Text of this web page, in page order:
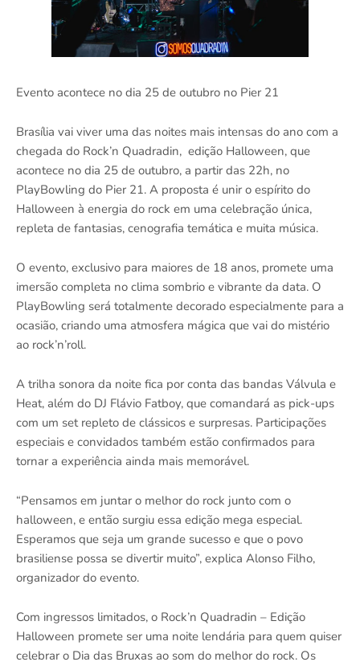
Evento acontece no dia 25 de outubro no Pier 21
Brasília vai viver uma das noites mais intensas do ano com a
chegada do Rock’n Quadradin, edição Halloween, que
acontece no dia 25 de outubro, a partir das 22h, no
PlayBowling do Pier 21. A proposta é unir o espírito do
Halloween à energia do rock em uma celebração única,
repleta de fantasias, cenografia temática e muita música.
O evento, exclusivo para maiores de 18 anos, promete uma
imersão completa no clima sombrio e vibrante da data. O
PlayBowling será totalmente decorado especialmente para a
ocasião, criando uma atmosfera mágica que vai do mistério
ao rock’n’roll.
A trilha sonora da noite fica por conta das bandas Válvula e
Heat, além do DJ Flávio Fatboy, que comandará as pick-ups
com um set repleto de clássicos e surpresas. Participações
especiais e convidados também estão confirmados para
tornar a experiência ainda mais memorável.
“Pensamos em juntar o melhor do rock junto com o
halloween, e então surgiu essa edição mega especial.
Esperamos que seja um grande sucesso e que o povo
brasiliense possa se divertir muito”, explica Alonso Filho,
organizador do evento.
Com ingressos limitados, o Rock’n Quadradin – Edição
Halloween promete ser uma noite lendária para quem quiser
celebrar o Dia das Bruxas ao som do melhor do rock. Os